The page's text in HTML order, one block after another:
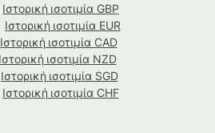
Ιστορική ισοτιμία GBP
Ιστορική ισοτιμία EUR
Ιστορική ισοτιμία CAD
Ιστορική ισοτιμία NZD
Ιστορική ισοτιμία SGD
Ιστορική ισοτιμία CHF